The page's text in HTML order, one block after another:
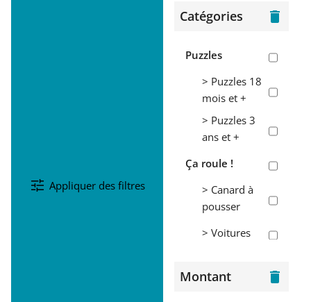
tune Appliquer des filtres
Catégories delete
Puzzles
> Puzzles 18
mois et +
> Puzzles 3
ans et +
Ça roule !
> Canard à
pousser
> Voitures
Montant delete